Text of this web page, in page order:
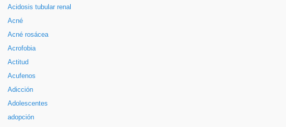
Acidosis tubular renal
Acné
Acné rosácea
Acrofobia
Actitud
Acufenos
Adicción
Adolescentes
adopción